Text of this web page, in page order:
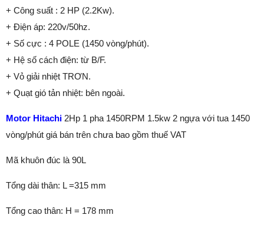
+ Công suất : 2 HP (2.2Kw).
+ Điện áp: 220v/50hz.
+ Số cực : 4 POLE (1450 vòng/phút).
+ Hệ số cách điện: từ B/F.
+ Vỏ giải nhiệt TRƠN.
+ Quạt gió tản nhiệt: bên ngoài.
Motor Hitachi 2Hp 1 pha 1450RPM 1.5kw 2 ngựa với tua 1450
vòng/phút giá bán trên chưa bao gồm thuế VAT
Mã khuôn đúc là 90L
Tổng dài thân: L =315 mm
Tổng cao thân: H = 178 mm